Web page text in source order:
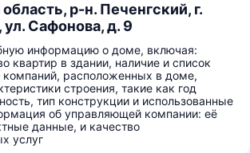
р-н. Печенгский, г.
Сафонова, д. 9
информацию о доме, включая:
квартир в здании, наличие и список
компаний, расположенных в доме,
строения, такие как год
тип конструкции и использованные
об управляющей компании: её
данные, и качество
услуг